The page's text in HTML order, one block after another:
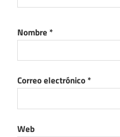
Nombre *
Correo electrónico*
Web